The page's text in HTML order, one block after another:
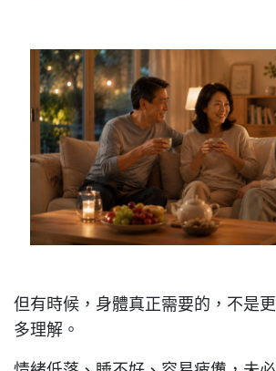
但有時候，身體真正需要的，不是
多理解。